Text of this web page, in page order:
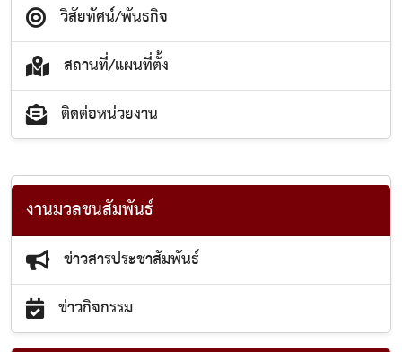
วิสัยทัศน์/พันธกิจ
สถานที่/แผนที่ตั้ง
ติดต่อหน่วยงาน
งานมวลชนสัมพันธ์
ข่าวสารประชาสัมพันธ์
ข่าวกิจกรรม